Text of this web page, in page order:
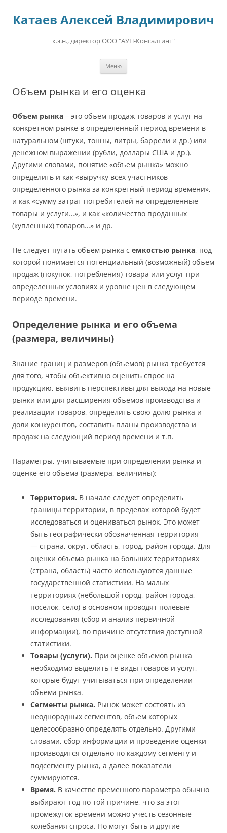
содержимому
Катаев Алексей Владимирович
к.э.н., директор ООО "АУП-Консалтинг"
Меню
Объем рынка и его оценка
Объем рынка – это объем продаж товаров и услуг на
конкретном рынке в определенный период времени в
натуральном (штуки, тонны, литры, баррели и др.) или
денежном выражении (рубли, доллары США и др.).
Другими словами, понятие «объем рынка» можно
определить и как «выручку всех участников
определенного рынка за конкретный период времени»,
и как «сумму затрат потребителей на определенные
товары и услуги…», и как «количество проданных
(купленных) товаров…» и др.
Не следует путать объем рынка с емкостью рынка, под
которой понимается потенциальный (возможный) объем
продаж (покупок, потребления) товара или услуг при
определенных условиях и уровне цен в следующем
периоде времени.
Определение рынка и его объема
(размера, величины)
Знание границ и размеров (объемов) рынка требуется
для того, чтобы объективно оценить спрос на
продукцию, выявить перспективы для выхода на новые
рынки или для расширения объемов производства и
реализации товаров, определить свою долю рынка и
доли конкурентов, составить планы производства и
продаж на следующий период времени и т.п.
Параметры, учитываемые при определении рынка и
оценке его объема (размера, величины):
Территория. В начале следует определить
границы территории, в пределах которой будет
исследоваться и оцениваться рынок. Это может
быть географически обозначенная территория
— страна, округ, область, город, район города. Для
оценки объема рынка на больших территориях
(страна, область) часто используются данные
государственной статистики. На малых
территориях (небольшой город, район города,
поселок, село) в основном проводят полевые
исследования (сбор и анализ первичной
информации), по причине отсутствия доступной
статистики.
Товары (услуги). При оценке объемов рынка
необходимо выделить те виды товаров и услуг,
которые будут учитываться при определении
объема рынка.
Сегменты рынка. Рынок может состоять из
неоднородных сегментов, объем которых
целесообразно определять отдельно. Другими
словами, сбор информации и проведение оценки
производится отдельно по каждому сегменту и
подсегменту рынка, а далее показатели
суммируются.
Время. В качестве временного параметра обычно
выбирают год по той причине, что за этот
промежуток времени можно учесть сезонные
колебания спроса. Но могут быть и другие